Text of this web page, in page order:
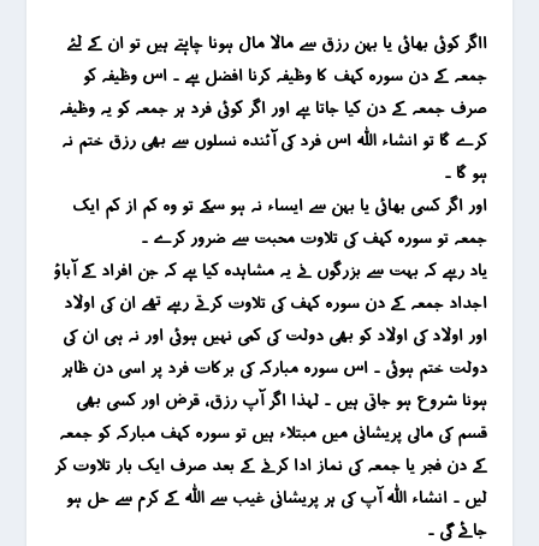
ااگر کوئی بھائی یا بہن رزق سے مالا مال ہونا چاہتے ہیں تو ان کے لئے
جمعہ کے دن سورہ کہف کا وظیفہ کرنا افضل ہے ۔ اس وظیفہ کو
صرف جمعہ کے دن کیا جاتا ہے اور اگر کوئی فرد ہر جمعہ کو یہ وظیفہ
کرے گا تو انشاء اللہ اس فرد کی آئندہ نسلوں سے بھی رزق ختم نہ
ہو گا ۔
اور اگر کسی بھائی یا بہن سے ایساء نہ ہو سکے تو وہ کم از کم ایک
جمعہ تو سورہ کہف کی تلاوت محبت سے ضرور کرے ۔
یاد رہے کہ بہت سے بزرگوں نے یہ مشاہدہ کیا ہے کہ جن افراد کے آباؤ
اجداد جمعہ کے دن سورہ کہف کی تلاوت کرتے رہے تھے ان کی اولاد
اور اولاد کی اولاد کو بھی دولت کی کمی نہیں ہوئی اور نہ ہی ان کی
دولت ختم ہوئی ۔ اس سورہ مبارکہ کی برکات فرد پر اسی دن ظاہر
ہونا شروع ہو جاتی ہیں ۔ لہذا اگر آپ رزق ، قرض اور کسی بھی
قسم کی مالی پریشانی میں مبتلاء ہیں توسورہ کہف مبارکہ کو جمعہ
کے دن فجر یا جمعہ کی نماز ادا کرنے کے بعد صرف ایک بار تلاوت کر
لیں ۔ انشاء اللہ آپ کی ہر پریشانی غیب سے اللہ کے کرم سے حل ہو
جائے گی ۔